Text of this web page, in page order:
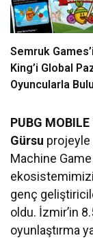
Semruk
King’i Global
Oyuncularla
PUBG
Gürsu projeyle
Machine
genç
oldu. İzmir’in
oyunlaştırma